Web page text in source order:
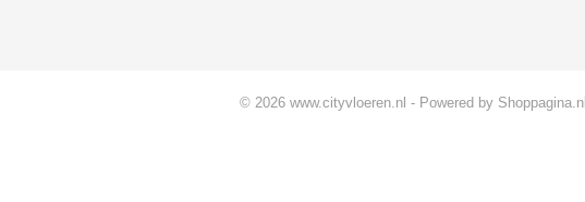
© 2026 www.cityvloeren.nl - Powered by Shoppagina.nl